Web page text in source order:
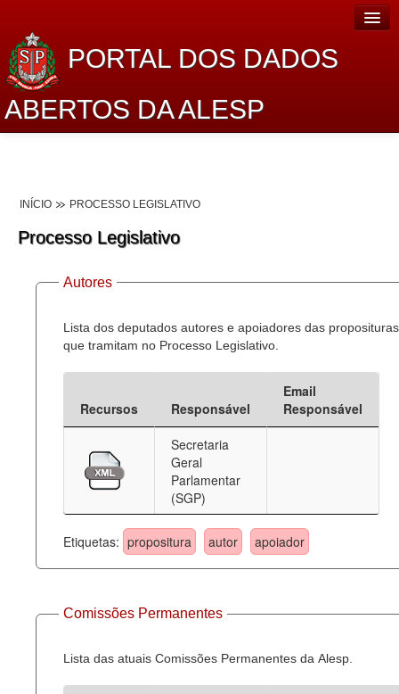
PORTAL DOS DADOS
ABERTOS DA ALESP
Lei de Acesso à Informação
Dados Governamentais Abertos
Planejamento
Catálogo de dados
Deputados Estaduais
Administração
Agenda
Perguntas frequentes
Contato
INÍCIO PROCESSO LEGISLATIVO
Processo Legislativo
Autores
Lista dos deputados autores e apoiadores das proposituras
que tramitam no Processo Legislativo.
Recursos Responsável
Email
Responsável
Secretaria
Geral
Parlamentar
(SGP)
Etiquetas: propositura autor apoiador
Comissões Permanentes
Lista das atuais Comissões Permanentes da Alesp.